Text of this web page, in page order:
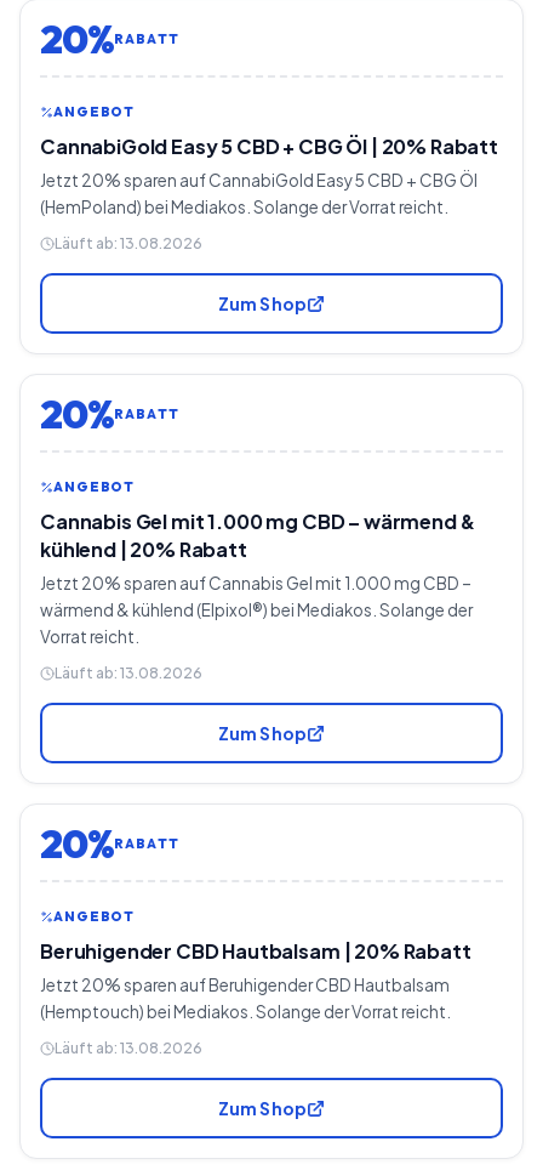
20%RABATT
ANGEBOT
CannabiGold Easy 5 CBD + CBG Öl | 20% Rabatt
Jetzt 20% sparen auf CannabiGold Easy 5 CBD + CBG Öl
(HemPoland) bei Mediakos. Solange der Vorrat reicht.
Läuft ab: 13.08.2026
Zum Shop
20%RABATT
ANGEBOT
Cannabis Gel mit 1.000 mg CBD – wärmend &
kühlend | 20% Rabatt
Jetzt 20% sparen auf Cannabis Gel mit 1.000 mg CBD –
wärmend & kühlend (Elpixol®) bei Mediakos. Solange der
Vorrat reicht.
Läuft ab: 13.08.2026
Zum Shop
20%RABATT
ANGEBOT
Beruhigender CBD Hautbalsam | 20% Rabatt
Jetzt 20% sparen auf Beruhigender CBD Hautbalsam
(Hemptouch) bei Mediakos. Solange der Vorrat reicht.
Läuft ab: 13.08.2026
Zum Shop